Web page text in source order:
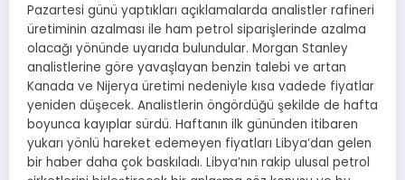
Pazartesi günü yaptıkları açıklamalarda analistler rafineri
üretiminin azalması ile ham petrol siparişlerinde azalma
olacağı yönünde uyarıda bulundular. Morgan Stanley
analistlerine göre yavaşlayan benzin talebi ve artan
Kanada ve Nijerya üretimi nedeniyle kısa vadede fiyatlar
yeniden düşecek. Analistlerin öngördüğü şekilde de hafta
boyunca kayıplar sürdü. Haftanın ilk gününden itibaren
yukarı yönlü hareket edemeyen fiyatları Libya’dan gelen
bir haber daha çok baskıladı. Libya’nın rakip ulusal petrol